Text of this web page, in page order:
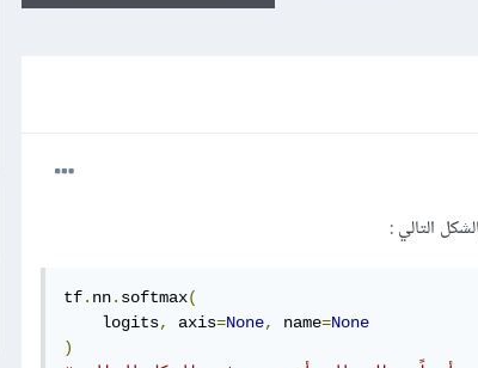
tf. nn. softmax(
    logits
, axis=None, name=None
)